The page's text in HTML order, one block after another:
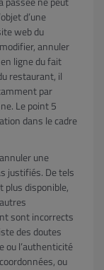
d’une
web du
annuler
ligne du fait
restaurant, il
par
Le point 5
dans le cadre
une
justifiés. De tels
plus disponible,
sont incorrects
des doutes
ou l’authenticité
ou